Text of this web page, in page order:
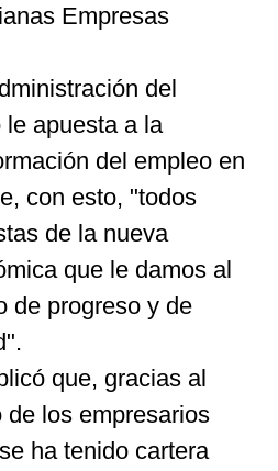
Empresas
del
le apuesta a la
del empleo en
con esto, "todos
de la nueva
que le damos al
de progreso y de
que, gracias al
de los empresarios
ha tenido cartera